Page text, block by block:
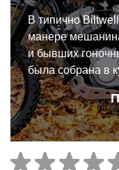
ГОНОК
В типично
манере
и бывших
была собрана в
родился ещё
функциональный
внедорожный
названием
Sportster", что